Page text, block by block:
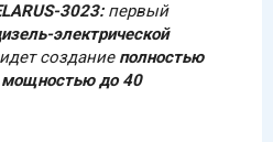
3023: первый
электрической
создание полностью
мощностью до 40